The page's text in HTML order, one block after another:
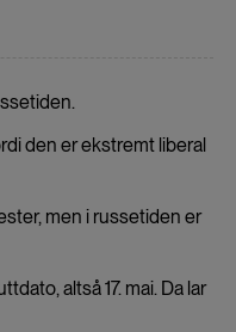
den er ekstremt liberal
men i russetiden er
altså 17. mai. Da lar